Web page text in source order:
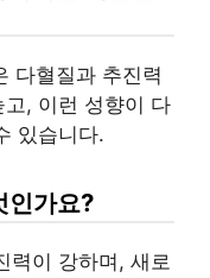
다혈질과 추진력
, 이런 성향이 다
있습니다.
인가요?
력이 강하며, 새로